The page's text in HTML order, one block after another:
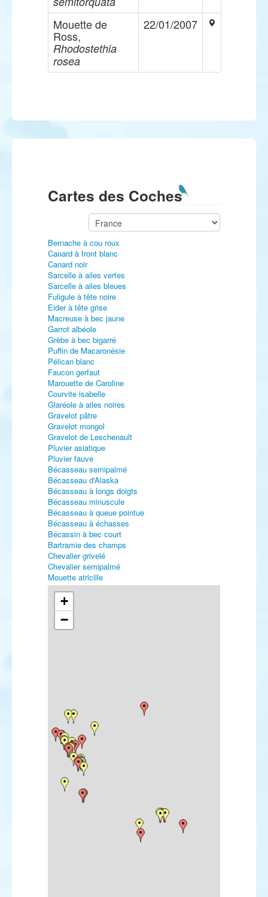
Mouette de
Ross,
Rhodostethia
rosea
22/01/2007
Cartes des Coches
Bernache à cou roux
Canard à front blanc
Canard noir
Sarcelle à ailes vertes
Sarcelle à ailes bleues
Fuligule à tête noire
Eider à tête grise
Macreuse à bec jaune
Garrot albéole
Grèbe à bec bigarré
Puffin de Macaronésie
Pélican blanc
Faucon gerfaut
Marouette de Caroline
Courvite isabelle
Glaréole à ailes noires
Gravelot pâtre
Gravelot mongol
Gravelot de Leschenault
Pluvier asiatique
Pluvier fauve
Bécasseau semipalmé
Bécasseau d'Alaska
Bécasseau à longs doigts
Bécasseau minuscule
Bécasseau à queue pointue
Bécasseau à échasses
Bécassin à bec court
Bartramie des champs
Chevalier grivelé
Chevalier semipalmé
Mouette atricille
Mouette de Franklin
Mouette de Bonaparte
Mouette de Ross
Mouette blanche
Goéland d'Amérique
Pipit de Godlewski
Pipit à dos olive
Bergeronnette citrine
Accenteur à gorge noire
Tarier de Sibérie
Traquet isabelle
Traquet du désert
Traquet rieur
Grivette à joues grises
Grive à gorge noire
Rousserolle des buissons
+
−